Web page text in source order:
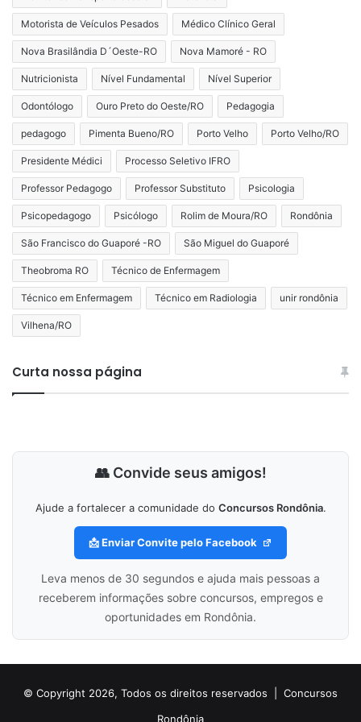
Motorista de Veículos Pesados Médico Clínico Geral
Nova Brasilândia D´Oeste-RO Nova Mamoré - RO
Nutricionista Nível Fundamental Nível Superior
Odontólogo Ouro Preto do Oeste/RO Pedagogia
pedagogo Pimenta Bueno/RO Porto Velho Porto Velho/RO
Presidente Médici Processo Seletivo IFRO
Professor Pedagogo Professor Substituto Psicologia
Psicopedagogo Psicólogo Rolim de Moura/RO Rondônia
São Francisco do Guaporé -RO São Miguel do Guaporé
Theobroma RO Técnico de Enfermagem
Técnico em Enfermagem Técnico em Radiologia unir rondônia
Vilhena/RO
Curta nossa página
👥 Convide seus amigos!
Ajude a fortalecer a comunidade do Concursos Rondônia.
📩 Enviar Convite pelo Facebook
Leva menos de 30 segundos e ajuda mais pessoas a
receberem informações sobre concursos, empregos e
oportunidades em Rondônia.
© Copyright 2026, Todos os direitos reservados | Concursos
Rondônia